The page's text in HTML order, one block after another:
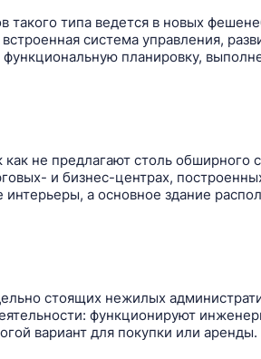
типа ведется в новых
система управления,
планировку,
не предлагают столь
и бизнес-центрах,
а основное здание
стоящих нежилых
функционируют
вариант для покупки или аренды.